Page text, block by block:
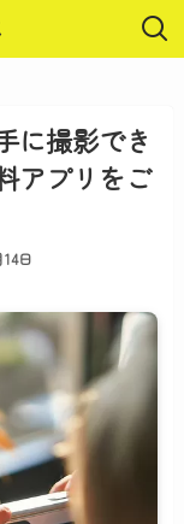
に撮影でき
アプリをご
14日